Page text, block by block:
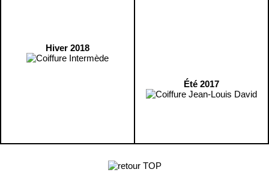
Hiver 2018
Été 2017